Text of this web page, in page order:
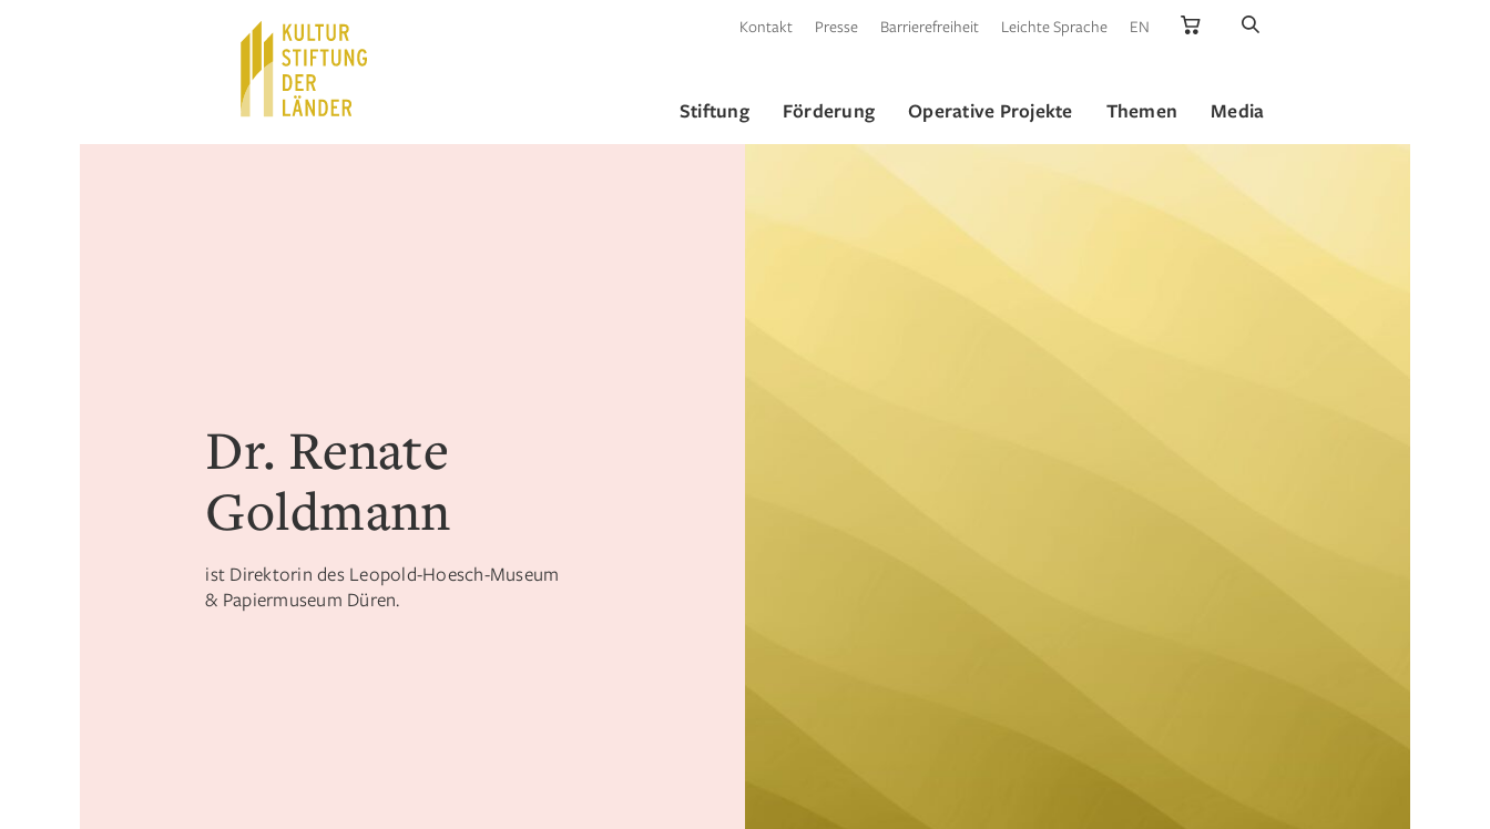
Kontakt Presse Barrierefreiheit Leichte Sprache EN
Stiftung Förderung Operative Projekte Themen Media
Dr. Renate
Goldmann
ist Direktorin des Leopold-Hoesch-Museum
& Papiermuseum Düren.